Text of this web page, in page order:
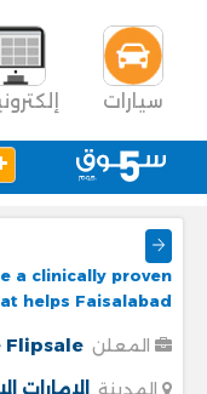
سيارات
a clinically proven
helps Faisalabad
المعلن Flipsale
المدينة الامارات